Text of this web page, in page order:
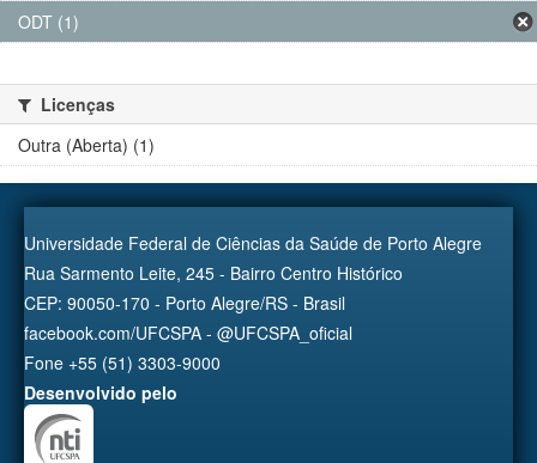
ODT (1)
Licenças
Outra (Aberta) (1)
Universidade Federal de Ciências da Saúde de Porto Alegre
Rua Sarmento Leite, 245 - Bairro Centro Histórico
CEP: 90050-170 - Porto Alegre/RS - Brasil
facebook.com/UFCSPA - @UFCSPA_oficial
Fone +55 (51) 3303-9000
Desenvolvido pelo